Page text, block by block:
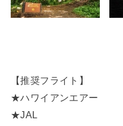
【推奨フライト】
★ハワイアンエアー
★JAL